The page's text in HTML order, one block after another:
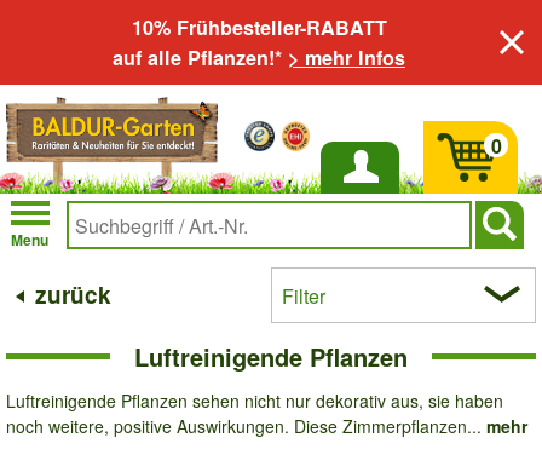
10% Frühbesteller-RABATT
auf alle Pflanzen!* > mehr Infos
Anmelden
Menu
0
zurück Filter
Luftreinigende Pflanzen
Luftreinigende Pflanzen sehen nicht nur dekorativ aus, sie haben
noch weitere, positive Auswirkungen. Diese Zimmerpflanzen... mehr